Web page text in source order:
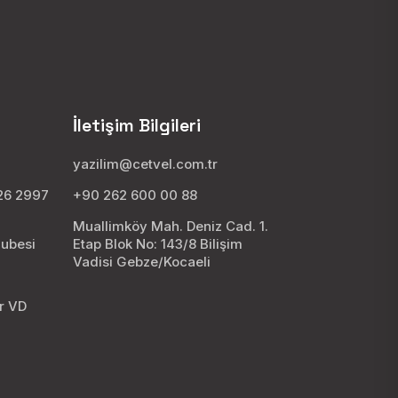
2997
VD
İletişim Bilgileri
yazilim@cetvel.com.tr
+90 262 600 00 88
Muallimköy Mah. Deniz Cad. 1.
Etap Blok No: 143/8 Bilişim
Vadisi Gebze/Kocaeli